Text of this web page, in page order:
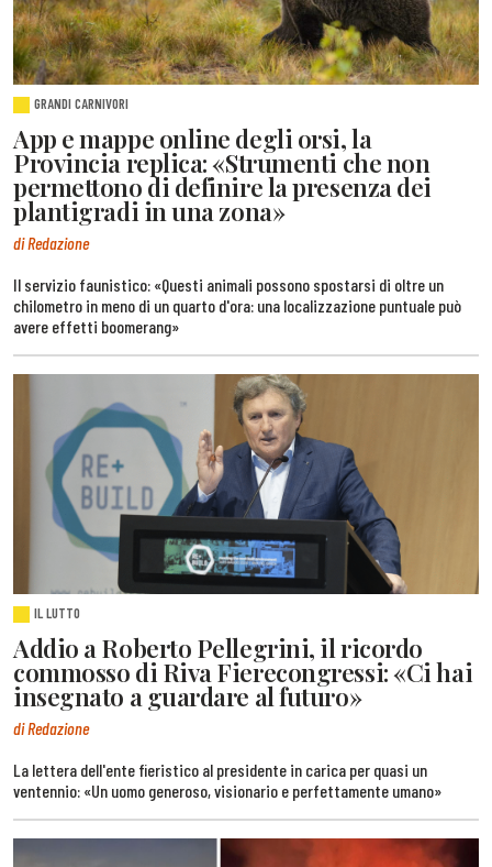
GRANDI CARNIVORI
App e mappe online degli orsi, la
Provincia replica: «Strumenti che non
permettono di definire la presenza dei
plantigradi in una zona»
di Redazione
Il servizio faunistico: «Questi animali possono spostarsi di oltre un
chilometro in meno di un quarto d'ora: una localizzazione puntuale può
avere effetti boomerang»
IL LUTTO
Addio a Roberto Pellegrini, il ricordo
commosso di Riva Fierecongressi: «Ci hai
insegnato a guardare al futuro»
di Redazione
La lettera dell'ente fieristico al presidente in carica per quasi un
ventennio: «Un uomo generoso, visionario e perfettamente umano»